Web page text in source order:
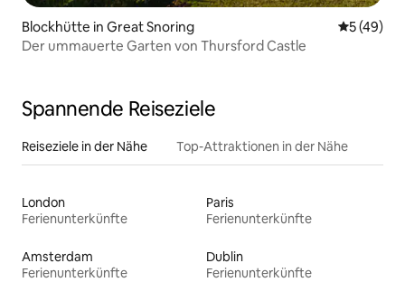
Blockhütte in Great Snoring
5 (49)
Der ummauerte Garten von Thursford Castle
Spannende Reiseziele
Reiseziele in der Nähe Top-Attraktionen in der Nähe
London
Ferienunterkünfte
Paris
Ferienunterkünfte
Amsterdam
Ferienunterkünfte
Dublin
Ferienunterkünfte